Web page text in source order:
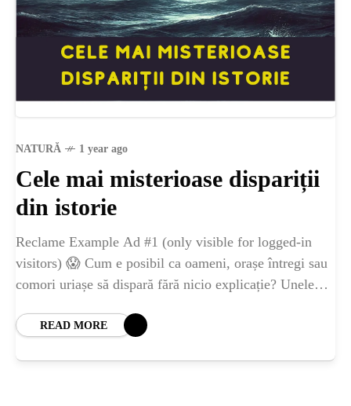
NATURĂ 1 year ago
Cele mai misterioase dispariții
din istorie
Reclame Example Ad #1 (only visible for logged-in
visitors) 😱 Cum e posibil ca oameni, orașe întregi sau
comori uriașe să dispară fără nicio explicație? Unele
READ MORE
NATURĂ
STIRI
ȘTIINȚA
ANIMALE
OAMENI
INSTALEAZ
A